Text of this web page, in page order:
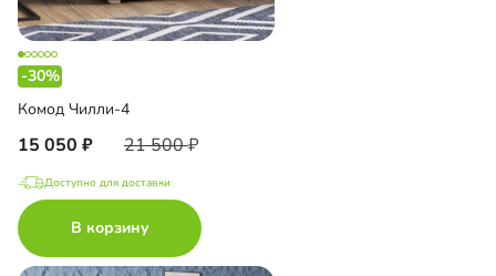
-30%
Комод Чилли-4
15 050 21 500
Доступно для доставки
В корзину